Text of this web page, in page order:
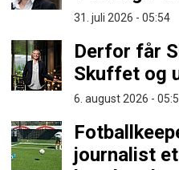
31. juli 2026 - 05:54
Derfor får
Skuffet og
6. august 2026 -
journalist